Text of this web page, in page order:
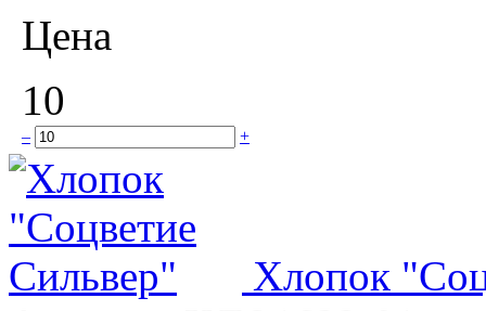
Цена
10
– +
Хлопок